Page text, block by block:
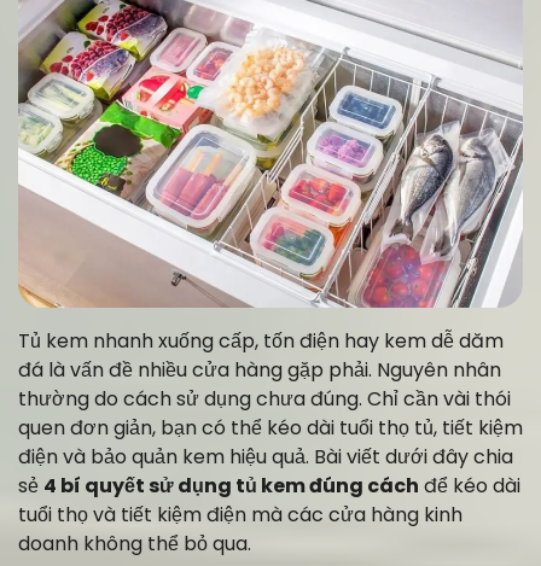
Tủ kem nhanh xuống cấp, tốn điện hay kem dễ dăm
đá là vấn đề nhiều cửa hàng gặp phải. Nguyên nhân
thường do cách sử dụng chưa đúng. Chỉ cần vài thói
quen đơn giản, bạn có thể kéo dài tuổi thọ tủ, tiết kiệm
điện và bảo quản kem hiệu quả. Bài viết dưới đây chia
sẻ 4 bí quyết sử dụng tủ kem đúng cách để kéo dài
tuổi thọ và tiết kiệm điện mà các cửa hàng kinh
doanh không thể bỏ qua.